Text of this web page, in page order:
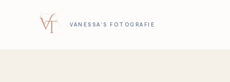
VANESSA'S FOTOGRAFIE